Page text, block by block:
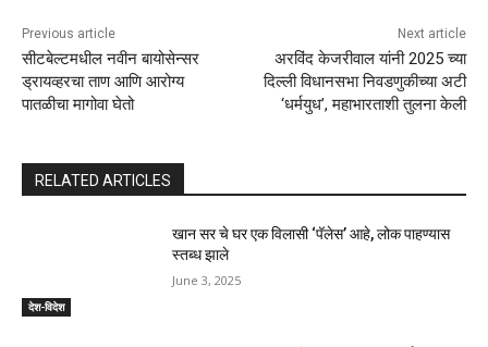
Previous article
सीटबेल्टमधील नवीन बायोसेन्सर
ड्रायव्हरचा ताण आणि आरोग्य
पातळीचा मागोवा घेतो
Next article
अरविंद केजरीवाल यांनी 2025 च्या
दिल्ली विधानसभा निवडणुकीच्या अटी
‘धर्मयुध’, महाभारताशी तुलना केली
RELATED ARTICLES
देश-विदेश
खान सर चे घर एक विलासी ‘पॅलेस’ आहे, लोक पाहण्यास
स्तब्ध झाले
June 3, 2025